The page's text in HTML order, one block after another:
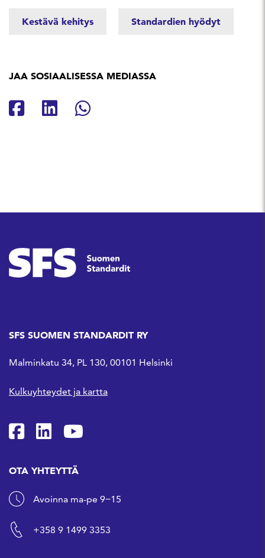
Kestävä kehitys Standardien hyödyt
JAA SOSIAALISESSA MEDIASSA
Jaa Facebookissa
Jaa Linkedinissä
Jaa Whatsappissa
SFS SUOMEN STANDARDIT RY
Malminkatu 34, PL 130, 00101 Helsinki
Kulkuyhteydet ja kartta
SFS Facebookissa
SFS Linkedinissä
SFS Youtubessa
OTA YHTEYTTÄ
Avoinna ma-pe 9−15
+358 9 1499 3353